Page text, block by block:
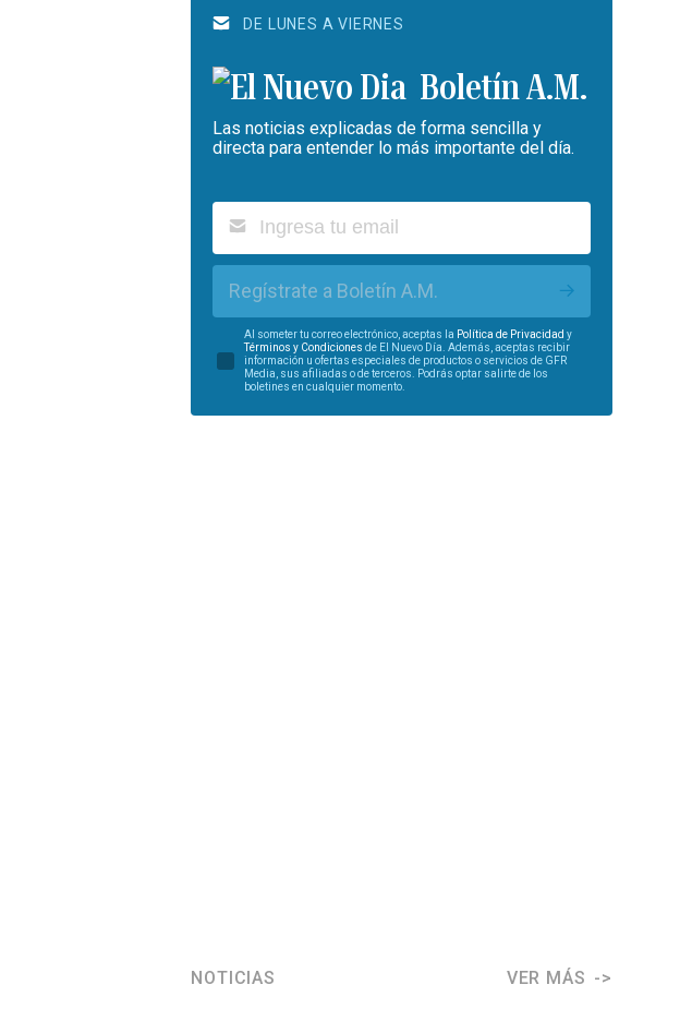
DE LUNES A VIERNES
Boletín A.M.
Las noticias explicadas de forma sencilla y
directa para entender lo más importante del día.
Regístrate a Boletín A.M.
Al someter tu correo electrónico, aceptas la Política de Privacidad y
Términos y Condiciones de El Nuevo Día. Además, aceptas recibir
información u ofertas especiales de productos o servicios de GFR
Media, sus afiliadas o de terceros. Podrás optar salirte de los
boletines en cualquier momento.
NOTICIAS VER MÁS